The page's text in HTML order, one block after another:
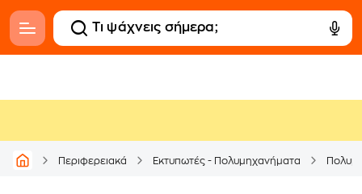
Περιφερειακά Εκτυπωτές - Πολυμηχανήματα